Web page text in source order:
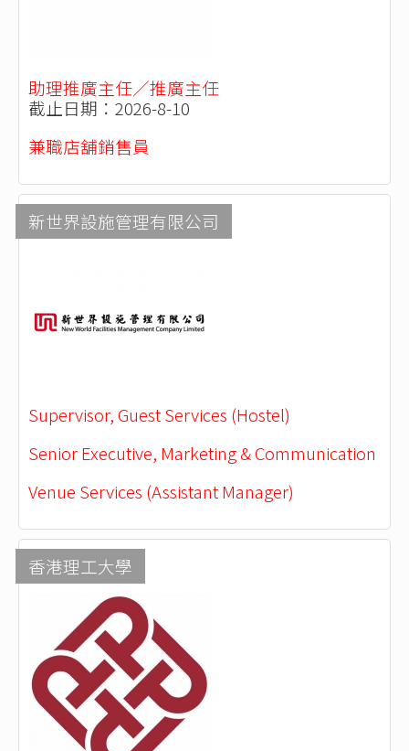
助理推廣主任／推廣主任
截止日期：2026-8-10
兼職店舖銷售員
新世界設施管理有限公司
Supervisor, Guest Services (Hostel)
Senior Executive, Marketing & Communication
Venue Services (Assistant Manager)
香港理工大學